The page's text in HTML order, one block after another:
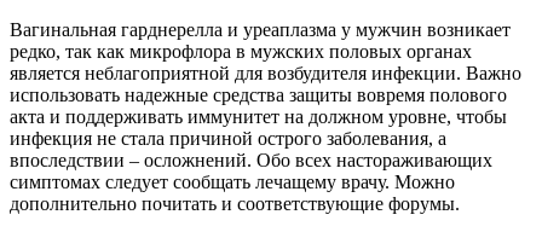
Вагинальная гарднерелла и уреаплазма у мужчин возникает
редко, так как микрофлора в мужских половых органах
является неблагоприятной для возбудителя инфекции. Важно
использовать надежные средства защиты вовремя полового
акта и поддерживать иммунитет на должном уровне, чтобы
инфекция не стала причиной острого заболевания, а
впоследствии – осложнений. Обо всех настораживающих
симптомах следует сообщать лечащему врачу. Можно
дополнительно почитать и соответствующие форумы.